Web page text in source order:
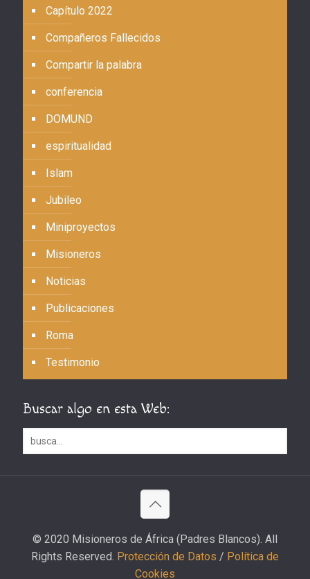
Capítulo 2022
Compañeros Fallecidos
Compartir la palabra
conferencia
DOMUND
espiritualidad
Islam
Jubileo
Miniproyectos
Misioneros
Noticias
Publicaciones
Roma
Testimonio
Buscar algo en esta Web:
© 2020 Misioneros de África (Padres Blancos). All
Rights Reserved. Protección de Datos / Política de
Cookies